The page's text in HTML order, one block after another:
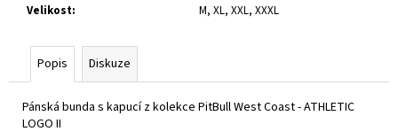
Velikost: M, XL, XXL, XXXL
Popis Diskuze
Pánská bunda s kapucí z kolekce PitBull West Coast - ATHLETIC
LOGO II
Kč